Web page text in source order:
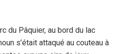
du Pâquier, au bord du lac
s’était attaqué au couteau à